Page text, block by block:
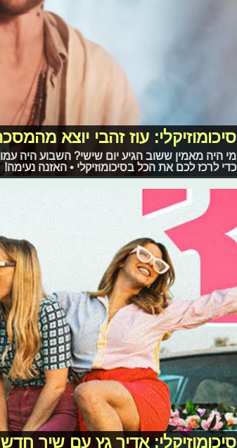
סיכומוזיקלי: עוז זהבי יוצא
מי היה מאמין ששוב הגיע יום שישי? השבוע היה
כדי לרכז לכם את הכל בסיכומוזיקלי • האזנה נעימה!
סיכומוזיקלי: אדיר גץ עם שיר